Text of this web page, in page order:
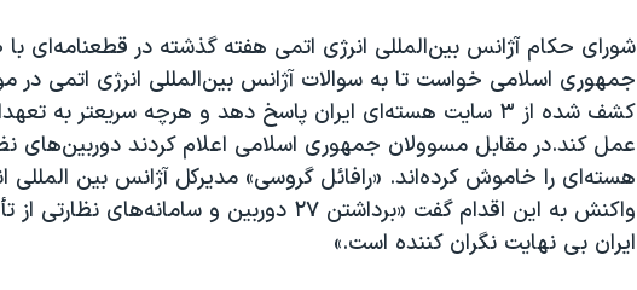
جمهوری اسلامی خواست تا به سوالات آژانس بین‌المللی انرژی اتمی در
کشف شده از ۳ سایت هسته‌ای ایران پاسخ دهد و هرچه سریعتر به
عمل کند.در مقابل مسوولان جمهوری اسلامی اعلام کردند دوربین‌های
هسته‌ای را خاموش کرده‌‌اند. «رافائل گروسی» مدیرکل آژانس بین المللی
واکنش به این اقدام گفت «برداشتن ۲۷ دوربین و
ایران بی نهایت نگران کننده است.»